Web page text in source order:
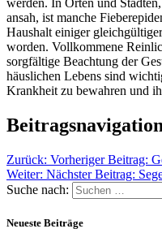
ansah, ist manche
Haushalt einiger
worden. Vollkommene
sorgfältige Beachtung der
häuslichen Lebens sind
Krankheit zu bewahren und
Beitragsnavigation
Zurück: Vorheriger Beitrag:
Weiter: Nächster Beitrag:
Suche nach:
Neueste Beiträge